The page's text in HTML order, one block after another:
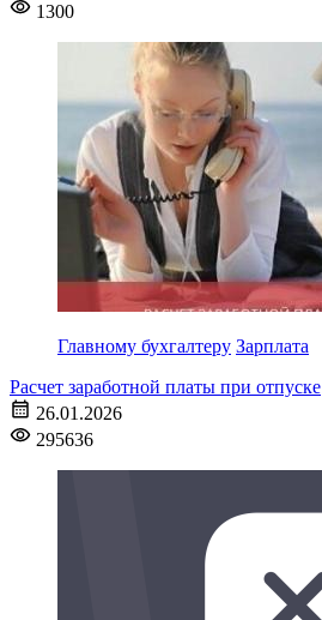
1300
Главному бухгалтеру Зарплата
Расчет заработной платы при отпуске
26.01.2026
295636